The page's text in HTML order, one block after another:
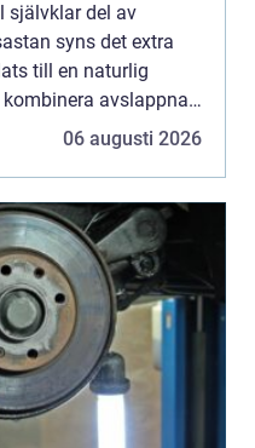
självklar del av
syns det extra
till en naturlig
avslappnad
Här möts
06 augusti 2026